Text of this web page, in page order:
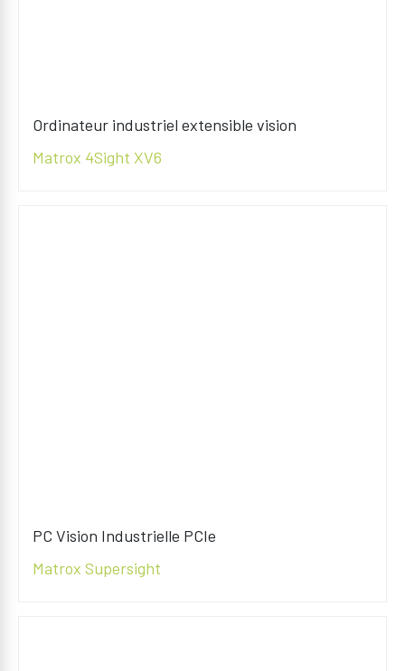
Ordinateur industriel extensible vision
Matrox 4Sight XV6
PC Vision Industrielle PCIe
Matrox Supersight